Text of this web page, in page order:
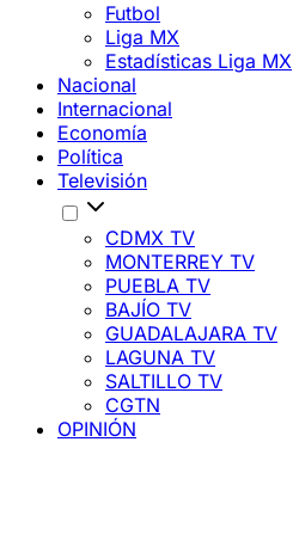
Futbol
Liga MX
Estadísticas Liga MX
Nacional
Internacional
Economía
Política
Televisión
CDMX TV
MONTERREY TV
PUEBLA TV
BAJÍO TV
GUADALAJARA TV
LAGUNA TV
SALTILLO TV
CGTN
OPINIÓN